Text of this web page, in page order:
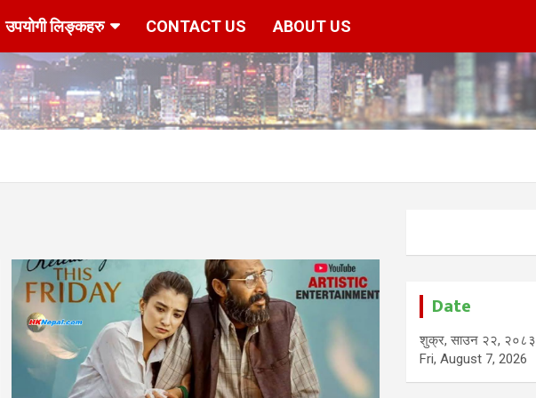
उपयोगी लिङ्कहरु CONTACT US ABOUT US
Date
शुक्र, साउन २२, २०८३
Fri, August 7, 2026